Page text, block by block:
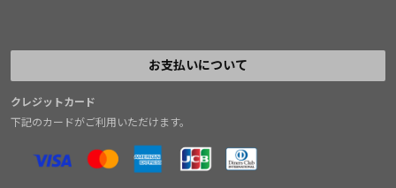
お支払いについて
クレジットカード
下記のカードがご利用いただけます。